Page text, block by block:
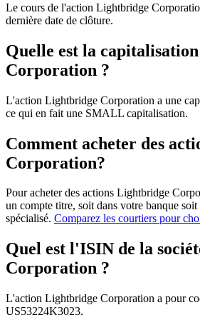
Le cours de l'action Lightbridge
dernière date de clôture.
Quelle est la
Corporation ?
L'action Lightbridge Corporation a une
ce qui en fait une SMALL capitalisation.
Comment acheter des
Corporation?
Pour acheter des actions Lightbridge
un compte titre, soit dans votre banque
spécialisé. Comparez les courtiers pour
Quel est l'ISIN de la
Corporation ?
L'action Lightbridge Corporation a pour
US53224K3023.